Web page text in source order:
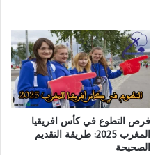
فرص التطوع في كأس افريقيا
المغرب 2025: طريقة التقديم
الصحيحة